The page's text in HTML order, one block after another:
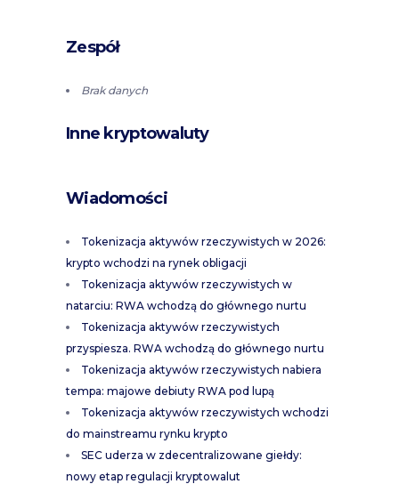
Zespół
Brak danych
Inne kryptowaluty
Wiadomości
Tokenizacja aktywów rzeczywistych w 2026:
krypto wchodzi na rynek obligacji
Tokenizacja aktywów rzeczywistych w
natarciu: RWA wchodzą do głównego nurtu
Tokenizacja aktywów rzeczywistych
przyspiesza. RWA wchodzą do głównego nurtu
Tokenizacja aktywów rzeczywistych nabiera
tempa: majowe debiuty RWA pod lupą
Tokenizacja aktywów rzeczywistych wchodzi
do mainstreamu rynku krypto
SEC uderza w zdecentralizowane giełdy:
nowy etap regulacji kryptowalut